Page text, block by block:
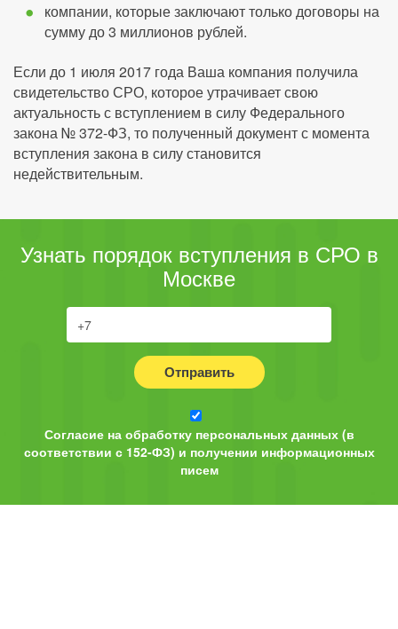
компании, которые заключают только договоры на
сумму до 3 миллионов рублей.
Если до 1 июля 2017 года Ваша компания получила
свидетельство СРО, которое утрачивает свою
актуальность с вступлением в силу Федерального
закона № 372-ФЗ, то полученный документ с момента
вступления закона в силу становится
недействительным.
Узнать порядок вступления в СРО в
Москве
Отправить
Согласие на обработку персональных данных (в
соответствии с 152-ФЗ) и получении информационных
писем